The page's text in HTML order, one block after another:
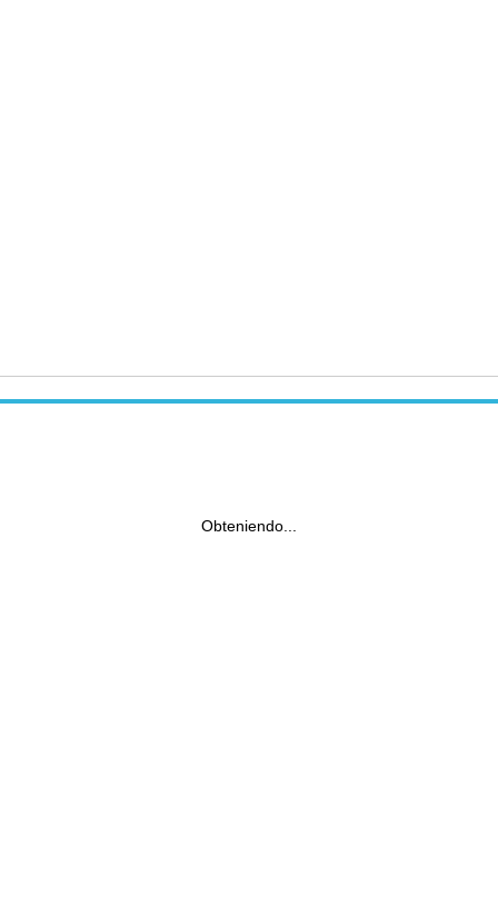
Obteniendo...